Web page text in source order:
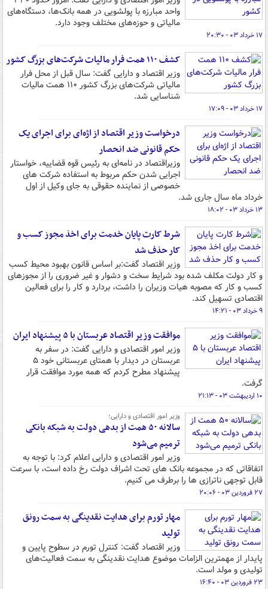
واحد مبارزه با پولشویی در همه بانک‌ها، دستگاه‌های
مالیاتی و حوزه‌های مختلف وجود دارد.
۱۷ خرداد ۰۳ - ۲۰:۳۰
کشف ۱۱۰ همت فرار مالیات شرکت‌های بزرگ کشور
وزیر اقتصاد و دارایی گفت: سال قبل از محل فرار
مالیاتی شرکت‌های بزرگ کشور ۱۱۰ همت مالیات
شناسایی شد.
۱۷ خرداد ۰۳ - ۱۷:۰۹
درخواست وزیر اقتصاد از اژه‌ای برای اجرای یک
حکم قانونی ضد انحصار
وزیراقتصاد در نامه‌ای به رئیس قوه قضاییه، خواستار
اجرایی شدن حکم مربوط به استفاده شرکت های
خصوصی از نماینده حقوقی به جای وکیل از اول
خرداد ماه سال جاری شد.
۱۳ خرداد ۰۳ - ۱۸:۰۲
شرط کارت پایان خدمت برای اخذ مجوز کسب و
کار حذف شد
وزیر اقتصاد گفت:بر اساس قانون بهبود محیط کسب
و کار دولت مکلف شده بود شرایط سخت و دشوار و غیر ضروری را از مجوزهای
کسب و کار که مصوبه هیات وزیران را داشت، بردارد و کار را برای فعالین
اقتصادی تسهیل کند.
۹ خرداد ۰۳ - ۱۴:۲۱
موافقت وزیر اقتصاد عربستان با ۵ پیشنهاد ایران
وزیر امور اقتصادی و دارایی گفت: در سفر به
عربستان در دیدار با همتای عربستانی خود ۵
پیشنهاد مطرح کردم که همه مورد موافقت قرار
گرفت.
۱۰ اردیبهشت ۰۳ - ۲۱:۱۳
وزیر امور اقتصادی و دارایی؛
سالانه ۵۰ همت از بدهی دولت به شبکه بانکی
ترمیم می‌شود
وزیر امور اقتصادی و دارایی اعلام کرد: با توجه به
اتفاقاتی که در مجموعه بانک های تحت اشراف دولت رخ داده است، با سرعت
قابل توجهی ناترازی ها را برطرف می کنیم.
۲۷ فروردین ۰۳ - ۲۰:۰۶
مهار تورم برای هدایت نقدینگی به سمت رونق
تولید
وزیر اقتصاد گفت: کنترل تورم در سطوح پایین و
پایدار از مهمترین الزامات موضوع هدایت نقدینگی به سمت فعالیت‌های
تولیدی و مولد است.
۲۳ فروردین ۰۳ - ۱۶:۴۰